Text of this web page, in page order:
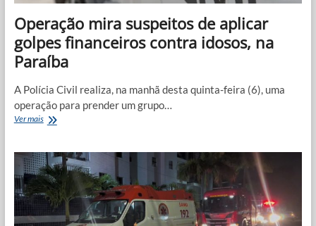
Operação mira suspeitos de aplicar
golpes financeiros contra idosos, na
Paraíba
A Polícia Civil realiza, na manhã desta quinta-feira (6), uma
operação para prender um grupo…
Ver maisOperação
de
aplicar
golpes
financeiros
contra
idosos,